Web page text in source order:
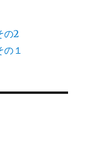
の2
１